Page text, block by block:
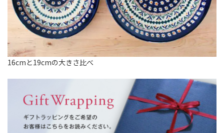
16cmと19cmの大きさ比べ